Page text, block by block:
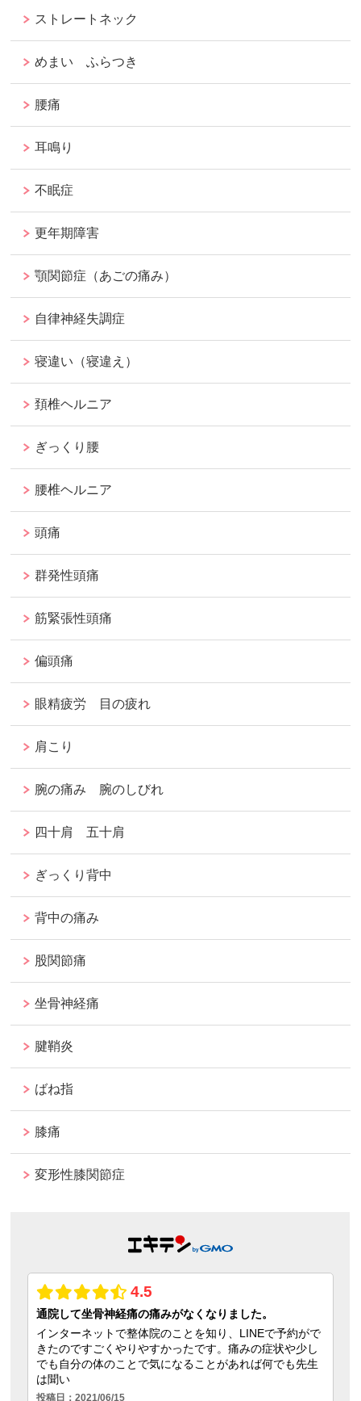
ストレートネック
めまい ふらつき
腰痛
耳鳴り
不眠症
更年期障害
顎関節症（あごの痛み）
自律神経失調症
寝違い（寝違え）
頚椎ヘルニア
ぎっくり腰
腰椎ヘルニア
頭痛
群発性頭痛
筋緊張性頭痛
偏頭痛
眼精疲労 目の疲れ
肩こり
腕の痛み 腕のしびれ
四十肩 五十肩
ぎっくり背中
背中の痛み
股関節痛
坐骨神経痛
腱鞘炎
ばね指
膝痛
変形性膝関節症